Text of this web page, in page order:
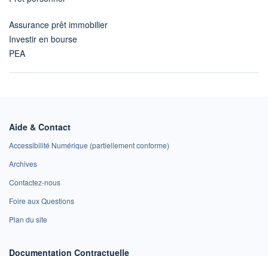
Assurance prêt immobilier
Investir en bourse
PEA
Aide & Contact
Accessibilité Numérique (partiellement conforme)
Archives
Contactez-nous
Foire aux Questions
Plan du site
Documentation Contractuelle